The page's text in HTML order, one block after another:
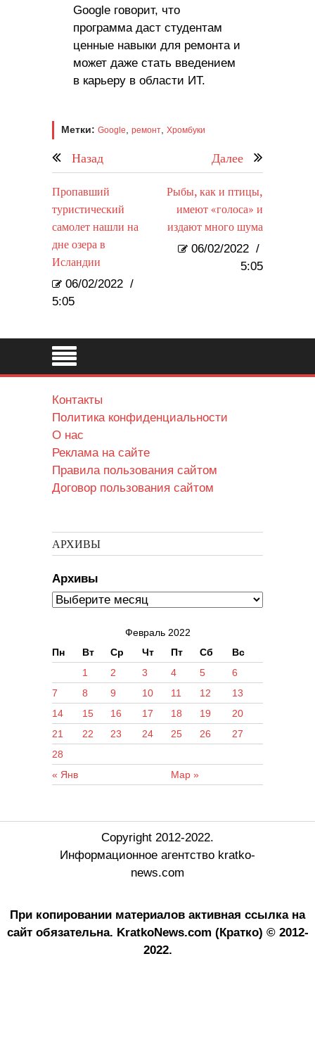
Google говорит, что
программа даст студентам
ценные навыки для ремонта и
может даже стать введением
в карьеру в области ИТ.
Метки: Google ремонт Хромбуки
Назад Далее
Пропавший
туристический
самолет нашли на
дне озера в
Исландии
06/02/2022 /
5:05
Рыбы, как и птицы,
имеют «голоса» и
издают много шума
06/02/2022 /
5:05
Контакты
Политика конфиденциальности
О нас
Реклама на сайте
Правила пользования сайтом
Договор пользования сайтом
АРХИВЫ
Архивы
Февраль 2022
Пн
Вт Ср Чт Пт Сб Вс
« Янв Мар »
1 2 3 4 5
6
7
8 9 10 11 12
13
14
15 16 17 18 19
20
21
22 23 24 25 26
27
28
Copyright 2012-2022.
Информационное агентство kratko-
news.com
При копировании материалов активная ссылка на
сайт обязательна. KratkoNews.com (Кратко) © 2012-
2022.